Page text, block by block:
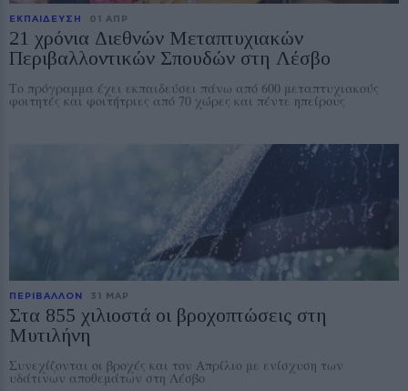
ΕΚΠΑΙΔΕΥΣΗ 01 ΑΠΡ
21 χρόνια Διεθνών Μεταπτυχιακών
Περιβαλλοντικών Σπουδών στη Λέσβο
Το πρόγραμμα έχει εκπαιδεύσει πάνω από 600 μεταπτυχιακούς
φοιτητές και φοιτήτριες από 70 χώρες και πέντε ηπείρους
ΠΕΡΙΒΑΛΛΟΝ 31 ΜΑΡ
Στα 855 χιλιοστά οι βροχοπτώσεις στη
Μυτιλήνη
Συνεχίζονται οι βροχές και τον Απρίλιο με ενίσχυση των
υδάτινων αποθεμάτων στη Λέσβο